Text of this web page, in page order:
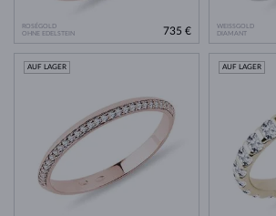
ROSÉGOLD
OHNE EDELSTEIN
735 €
WEISSGOLD
DIAMANT
AUF LAGER AUF LAGER